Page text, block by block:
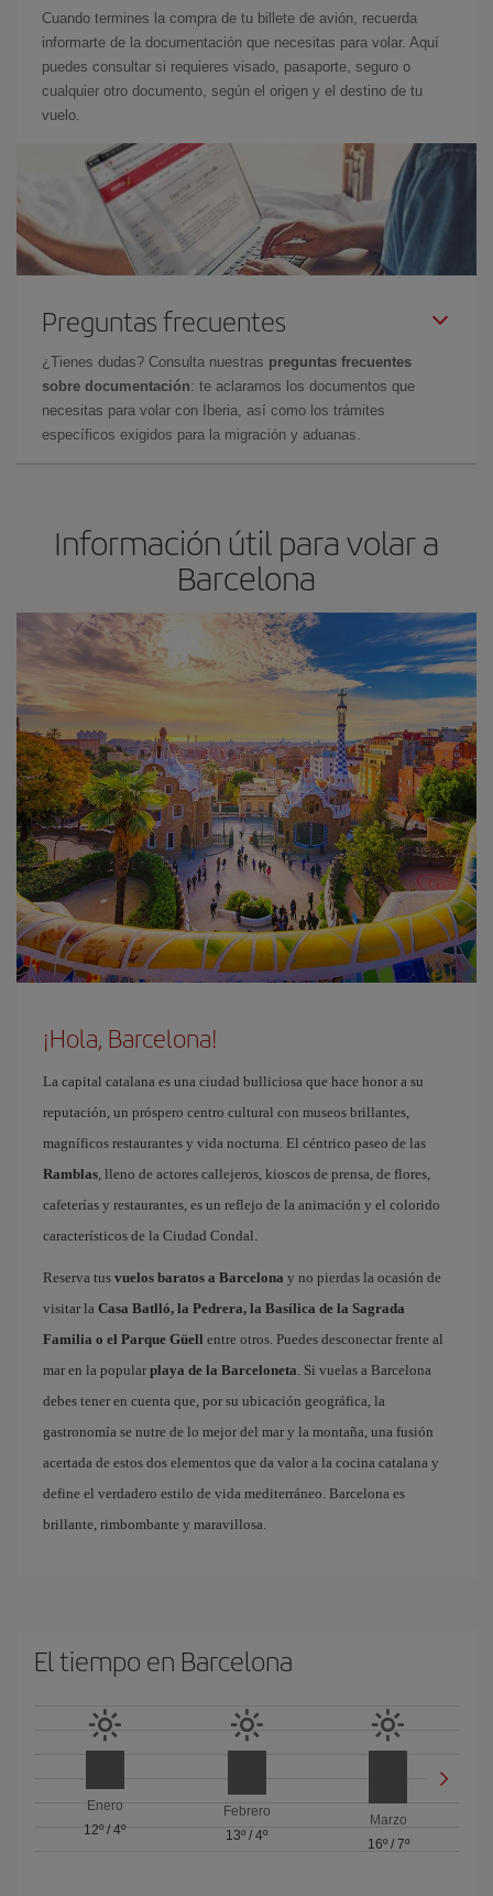
Cuando termines la compra de tu billete de avión, recuerda
informarte de la documentación que necesitas para volar. Aquí
puedes consultar si requieres visado, pasaporte, seguro o
cualquier otro documento, según el origen y el destino de tu
vuelo.
Preguntas frecuentes
¿Tienes dudas? Consulta nuestras preguntas frecuentes
sobre documentación: te aclaramos los documentos que
necesitas para volar con Iberia, así como los trámites
específicos exigidos para la migración y aduanas.
Información útil para volar a
Barcelona
¡Hola, Barcelona!
La capital catalana es una ciudad bulliciosa que hace honor a su
reputación, un próspero centro cultural con museos brillantes,
magníficos restaurantes y vida nocturna. El céntrico paseo de las
Ramblas, lleno de actores callejeros, kioscos de prensa, de flores,
cafeterías y restaurantes, es un reflejo de la animación y el colorido
característicos de la Ciudad Condal.
Reserva tus vuelos baratos a Barcelona y no pierdas la ocasión de
visitar la Casa Batlló, la Pedrera, la Basílica de la Sagrada
Familia o el Parque Güell entre otros. Puedes desconectar frente al
mar en la popular playa de la Barceloneta. Si vuelas a Barcelona
debes tener en cuenta que, por su ubicación geográfica, la
gastronomía se nutre de lo mejor del mar y la montaña, una fusión
acertada de estos dos elementos que da valor a la cocina catalana y
define el verdadero estilo de vida mediterráneo. Barcelona es
brillante, rimbombante y maravillosa.
El tiempo en Barcelona
Enero
12º/4º
Febrero
13º / 4º
Marzo
16º/ 7º